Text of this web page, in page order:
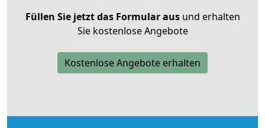
Füllen Sie jetzt das Formular ausund erhalten
Sie kostenlose Angebote
Kostenlose Angebote erhalten